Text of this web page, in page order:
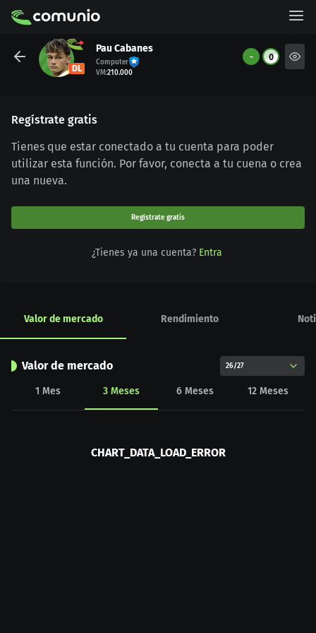
DL
Pau Cabanes
Computer
VM:210.000
- 0
Regístrate gratis
Tienes que estar conectado a tu cuenta para poder
utilizar esta función. Por favor, conecta a tu cuena o crea
una nueva.
Regístrate gratis
¿Tienes ya una cuenta? Entra
Valor de mercado Rendimiento
Valor de mercado 26/27
1 Mes 3 Meses 6 Meses 12 Meses
CHART_DATA_LOAD_ERROR